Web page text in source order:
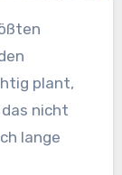
plant,
nicht
lange